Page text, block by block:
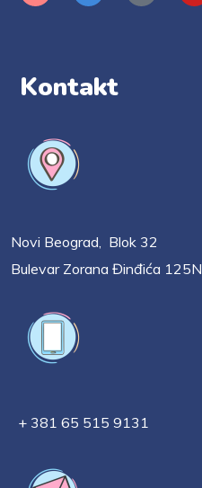
Kontakt
Novi Beograd, Blok 32
Bulevar Zorana Đinđića 125N
+ 381 65 515 9131